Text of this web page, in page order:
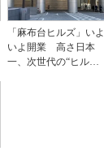
「麻布台ヒルズ」いよ
いよ開業 高さ日本
一、次世代の“ヒル